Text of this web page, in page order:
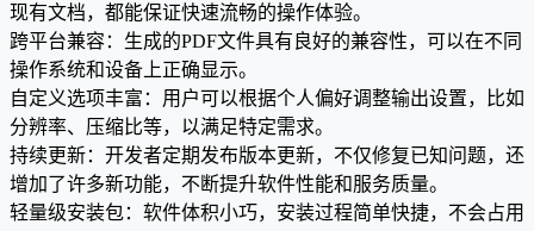
现有文档，都能保证快速流畅的操作体验。
跨平台兼容：生成的PDF文件具有良好的兼容性，可以在不同
操作系统和设备上正确显示。
自定义选项丰富：用户可以根据个人偏好调整输出设置，比如
分辨率、压缩比等，以满足特定需求。
持续更新：开发者定期发布版本更新，不仅修复已知问题，还
增加了许多新功能，不断提升软件性能和服务质量。
轻量级安装包：软件体积小巧，安装过程简单快捷，不会占用